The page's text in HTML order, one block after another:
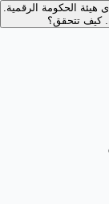
الحكومة الرقمية.
كيف تتحقق؟